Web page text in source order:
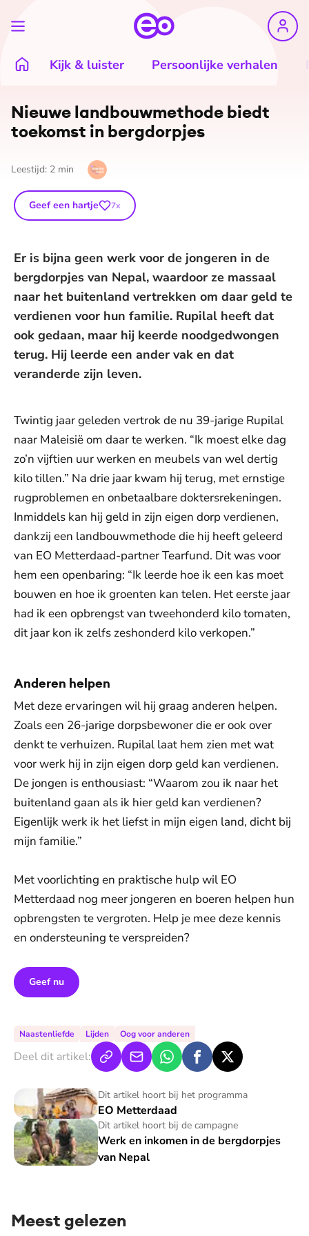
Kijk & luister Persoonlijke verhalen
Nieuwe land­bouw­me­tho­de biedt
toekomst in bergdorpjes
Leestijd: 2 min
Geef een hartje 7x
Er is bijna geen werk voor de jongeren in de
bergdorpjes van Nepal, waardoor ze massaal
naar het buitenland vertrekken om daar geld te
verdienen voor hun familie. Rupilal heeft dat
ook gedaan, maar hij keerde noodgedwongen
terug. Hij leerde een ander vak en dat
veranderde zijn leven.
Twintig jaar geleden vertrok de nu 39-jarige Rupilal
naar Maleisië om daar te werken. “Ik moest elke dag
zo’n vijftien uur werken en meubels van wel dertig
kilo tillen.” Na drie jaar kwam hij terug, met ernstige
rugproblemen en onbetaalbare doktersrekeningen.
Inmiddels kan hij geld in zijn eigen dorp verdienen,
dankzij een landbouwmethode die hij heeft geleerd
van EO Metterdaad-partner Tearfund. Dit was voor
hem een openbaring: “Ik leerde hoe ik een kas moet
bouwen en hoe ik groenten kan telen. Het eerste jaar
had ik een opbrengst van tweehonderd kilo tomaten,
dit jaar kon ik zelfs zeshonderd kilo verkopen.”
Anderen helpen
Met deze ervaringen wil hij graag anderen helpen.
Zoals een 26-jarige dorpsbewoner die er ook over
denkt te verhuizen. Rupilal laat hem zien met wat
voor werk hij in zijn eigen dorp geld kan verdienen.
De jongen is enthousiast: “Waarom zou ik naar het
buitenland gaan als ik hier geld kan verdienen?
Eigenlijk werk ik het liefst in mijn eigen land, dicht bij
mijn familie.”
Met voorlichting en praktische hulp wil EO
Metterdaad nog meer jongeren en boeren helpen hun
opbreng­sten te vergroten. Help je mee deze kennis
en ondersteuning te verspreiden?
Geef nu
Naastenliefde Lijden Oog voor anderen
Deel dit artikel:
Dit artikel hoort bij het programma
EO Metterdaad
EO Metterdaad
Dit artikel hoort bij de campagne
Werk en inkomen in de bergdorpjes
van Nepal
Werk en inkomen in de bergdorpjes van Nepal
Meest gelezen